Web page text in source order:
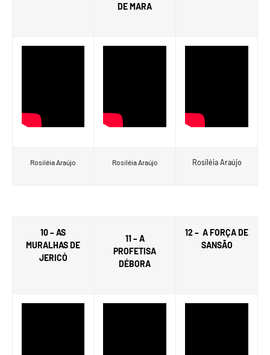
DE MARA
Rosiléia Araújo Rosiléia Araújo Rosiléia Araújo
10 – AS
MURALHAS DE
JERICÓ
11 – A
PROFETISA
DÉBORA
12 – A FORÇA DE
SANSÃO